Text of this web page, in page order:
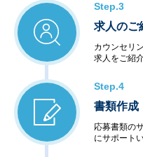
Step.3
求人のご
カウンセリ
求人をご紹
Step.4
書類作成
応募書類の
にサポート